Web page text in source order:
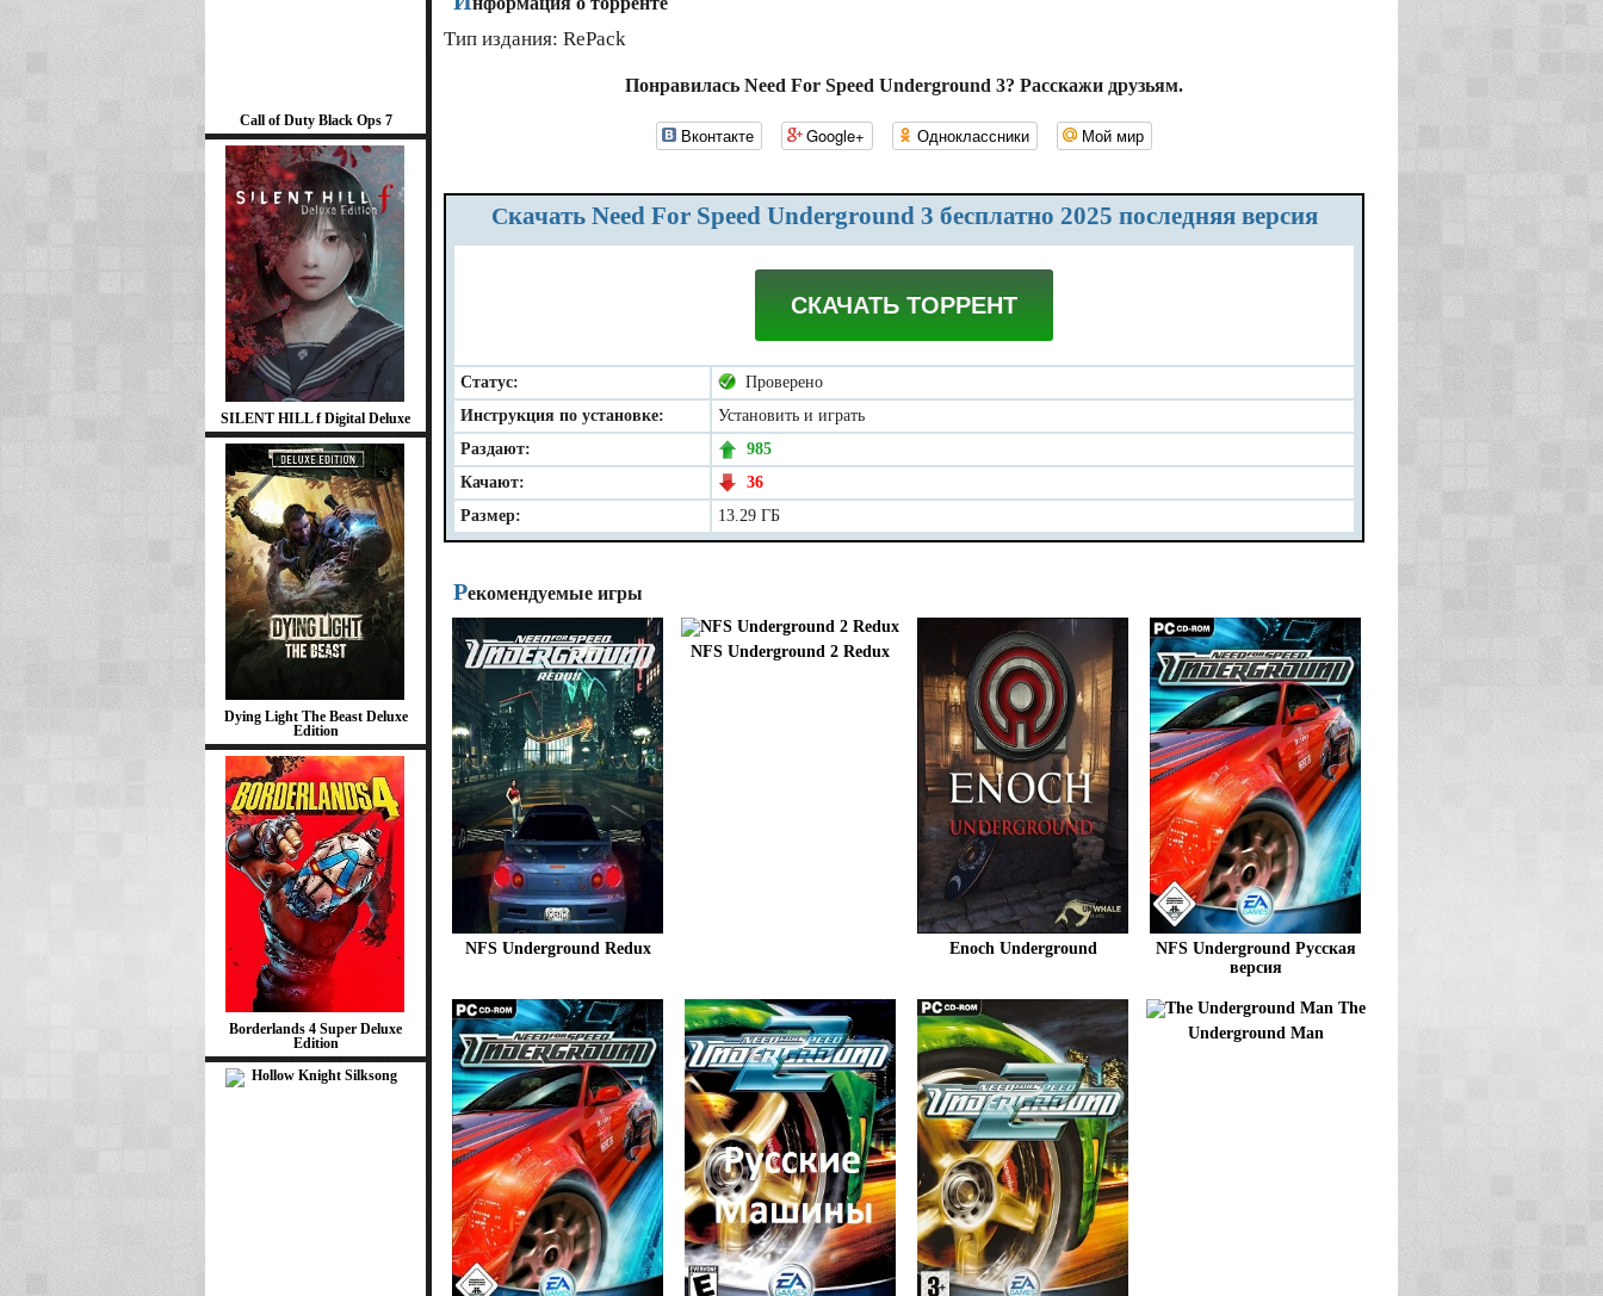
Call of Duty Black Ops 7
SILENT HILL f Digital Deluxe
Dying Light The Beast Deluxe
Edition
Borderlands 4 Super Deluxe
Edition
Тип издания: RePack
Понравилась Need For Speed Underground 3? Расскажи друзьям.
Вконтакте Google+ Одноклассники Мой мир
Скачать Need For Speed Underground 3 бесплатно 2025 последняя версия
СКАЧАТЬ ТОРРЕНТ
Статус:
Проверено
Инструкция по установке:
Установить и играть
Раздают:
985
Качают:
36
Размер:
13.29 ГБ
Рекомендуемые игры
NFS Underground Redux
NFS Underground 2 Redux
Enoch Underground
NFS Underground Русская
версия
The
Underground Man